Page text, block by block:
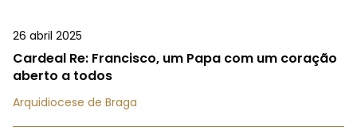
26 abril 2025
Cardeal Re: Francisco, um Papa com um coração
aberto a todos
Arquidiocese de Braga